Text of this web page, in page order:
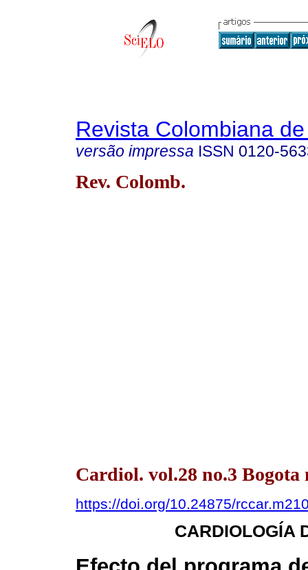
Revista Colombiana
versão impressa ISSN 0120-
Rev. Colomb.
Cardiol. vol.28 no.3
https://doi.org/10.24875/
CARDIOLOGÍA